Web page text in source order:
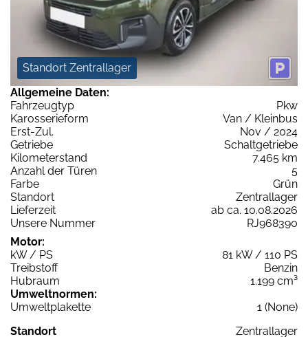
Standort Zentrallager
Allgemeine Daten:
Fahrzeugtyp
Pkw
Karosserieform
Van / Kleinbus
Erst-Zul.
Nov / 2024
Getriebe
Schaltgetriebe
Kilometerstand
7.465 km
Anzahl der Türen
5
Farbe
Grün
Standort
Zentrallager
Lieferzeit
ab ca. 10.08.2026
Unsere Nummer
RJ968390
Motor:
kW / PS
81 kW / 110 PS
Treibstoff
Benzin
Hubraum
1.199 cm³
Umweltnormen:
Umweltplakette
1 (None)
Standort
Zentrallager